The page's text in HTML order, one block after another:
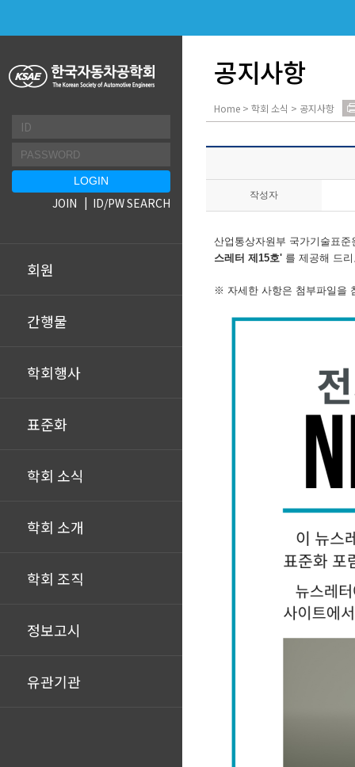
회원
간행물
학회행사
표준화
학회 소식
학회 소개
학회 조직
정보고시
유관기관
JOIN ID/PW SEARCH
공지사항
Home > 학회 소식 > 공지사항
작성자
산업통상자원부 국가기술표
스레터 제15호' 를 제공해 드
※ 자세한 사항은 첨부파일을